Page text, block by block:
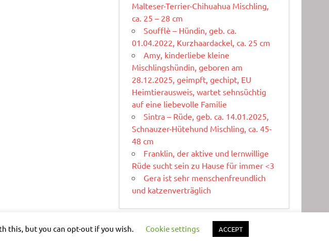
Malteser-Terrier-Chihuahua Mischling,
ca. 25 – 28 cm
Soufflè – Hündin, geb. ca.
01.04.2022, Kurzhaardackel, ca. 25 cm
Amy, kinderliebe kleine
Mischlingshündin, geboren am
28.12.2025, geimpft, gechipt, EU
Heimtierausweis, wartet sehnsüchtig
auf eine liebevolle Familie
Sintra – Rüde, geb. ca. 14.01.2025,
Schnauzer-Hütehund Mischling, ca. 45-
48 cm
Franklin, der aktive und lernwillige
Rüde sucht sein zu Hause für immer <3
Gera ist sehr menschenfreundlich
und katzenverträglich
WordPress-Theme: Dynamic News von ThemeZee.
this, but you can opt-out if you wish. Cookie settings ACCEPT